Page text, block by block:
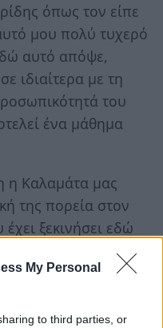
My Personal
to third parties, or
όπως τον είπε
μου πολύ τυχερό
αυτό απόψε,
ιδιαίτερα με τη
του
ένα μάθημα
η Καλαμάτα μας
της πορεία στον
ξεκινήσει εδώ
με τόλμη, με
αδιάλειπτη τάση
δρώμενα της